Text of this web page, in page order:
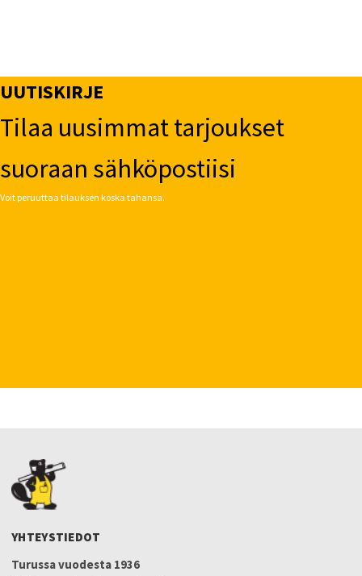
UUTISKIRJE
Tilaa uusimmat tarjoukset
suoraan sähköpostiisi
Voit peruuttaa tilauksen koska tahansa.
YHTEYSTIEDOT
Turussa vuodesta 1936